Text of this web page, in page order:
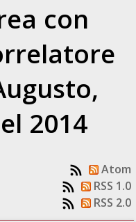
con
,
2014
Atom
RSS 1.0
RSS 2.0